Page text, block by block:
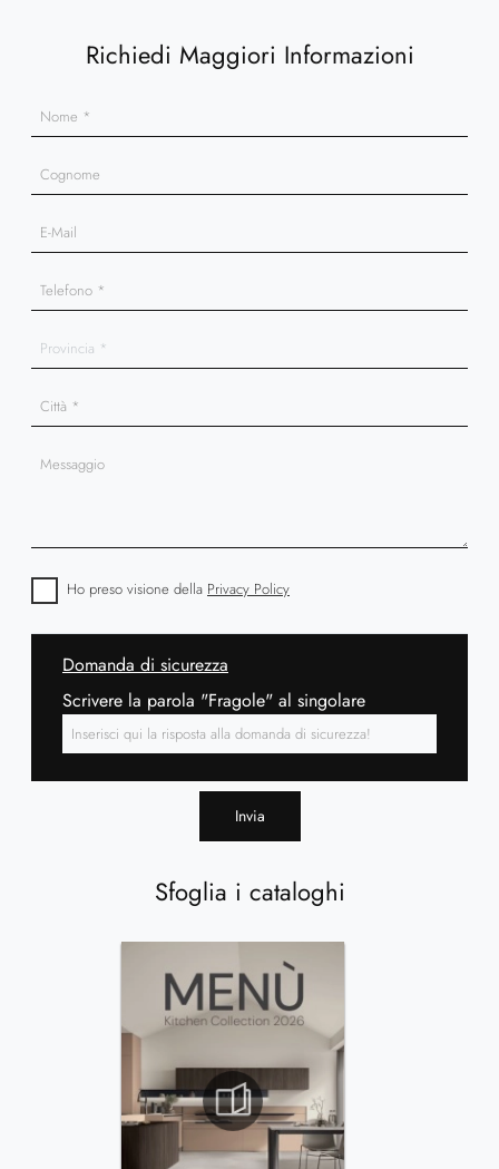
Sfoglia i cataloghi
Richiedi Maggiori Informazioni
Ho preso visione della Privacy Policy
Domanda di sicurezza
Scrivere la parola "Fragole" al singolare
Invia